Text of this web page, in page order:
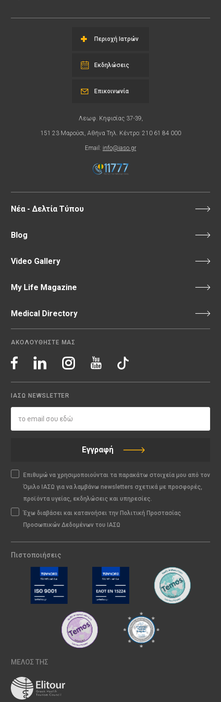
Περιοχή Ιατρών
Εκδηλώσεις
Λεωφ. Κηφισίας 37-39,
151 23 Μαρούσι, Αθήνα Τηλ. Κέντρο: 210 61 84 000
Email: info@iaso.gr
Επικοινωνία
Νέα - Δελτία Τύπου
Blog
Video Gallery
My Life Magazine
Medical Directory
ΑΚΟΛΟΥΘΗΣΤΕ ΜΑΣ
ΙΑΣΩ NEWSLETTER
Εγγραφή
Επιθυμώ να χρησιμοποιούνται τα παρακάτω στοιχεία μου από τον
Όμιλο ΙΑΣΩ για να λαμβάνω newsletters σχετικά με προσφορές,
προϊόντα υγείας, εκδηλώσεις και υπηρεσίες.
Έχω διαβάσει και κατανοήσει την Πολιτική Προστασίας
Προσωπικών Δεδομένων του ΙΑΣΩ
Πιστοποιήσεις
ΜΕΛΟΣ ΤΗΣ